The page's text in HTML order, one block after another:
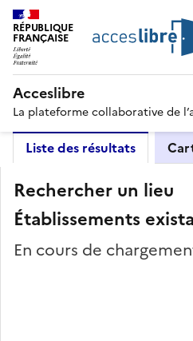
RÉPUBLIQUE
FRANÇAISE
Acceslibre
La plateforme collaborative de
Liste des résultats
Rechercher un lieu
Établissements
En cours de